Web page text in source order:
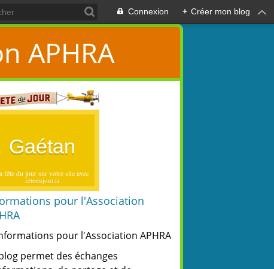
Connexion + Créer mon blog
APHRA
fête du jour sur votre site avec
fetedujour.fr
Gaétan
pour l'Association
permet des échanges